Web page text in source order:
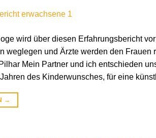
wird über diesen Erfahrungsbericht
weglegen und Ärzte werden den
Mein Partner und ich entschieden
des Kinderwunsches, für eine
→